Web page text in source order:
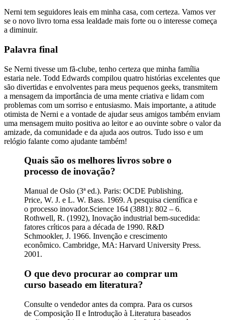
Nerni tem seguidores leais em minha casa, com certeza. Vamos ver
se o novo livro torna essa lealdade mais forte ou o interesse começa
a diminuir.
Palavra final
Se Nerni tivesse um fã-clube, tenho certeza que minha família
estaria nele. Todd Edwards compilou quatro histórias excelentes que
são divertidas e envolventes para meus pequenos geeks, transmitem
a mensagem da importância de uma mente criativa e lidam com
problemas com um sorriso e entusiasmo. Mais importante, a atitude
otimista de Nerni e a vontade de ajudar seus amigos também enviam
uma mensagem muito positiva ao leitor e ao ouvinte sobre o valor da
amizade, da comunidade e da ajuda aos outros. Tudo isso e um
relógio falante como ajudante também!
Quais são os melhores livros sobre o
processo de inovação?
Manual de Oslo (3ª ed.). Paris: OCDE Publishing.
Price, W. J. e L. W. Bass. 1969. A pesquisa científica e
o processo inovador.Science 164 (3881): 802 – 6.
Rothwell, R. (1992), Inovação industrial bem-sucedida:
fatores críticos para a década de 1990. R&D
Schmookler, J. 1966. Invenção e crescimento
econômico. Cambridge, MA: Harvard University Press.
2001.
O que devo procurar ao comprar um
curso baseado em literatura?
Consulte o vendedor antes da compra. Para os cursos
de Composição II e Introdução à Literatura baseados